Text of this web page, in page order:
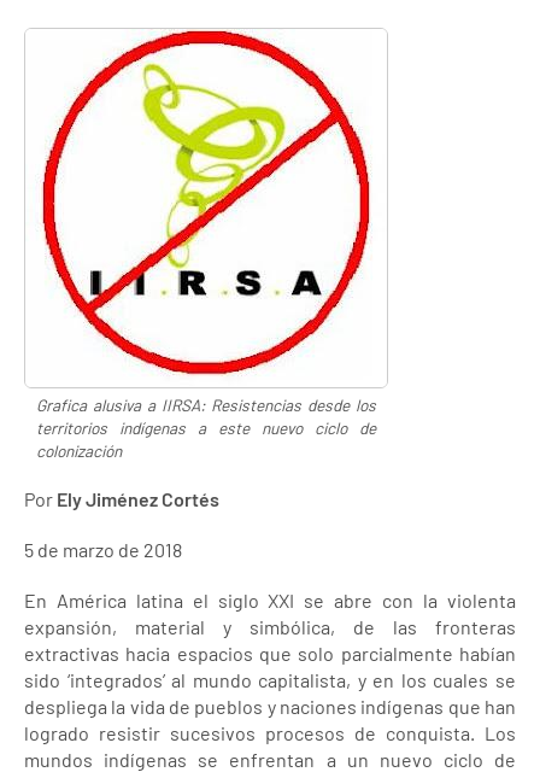
Grafica alusiva a IIRSA: Resistencias desde los
territorios indígenas a este nuevo ciclo de
colonización
Por Ely Jiménez Cortés
5 de marzo de 2018
En América latina el siglo XXI se abre con la violenta
expansión, material y simbólica, de las fronteras
extractivas hacia espacios que solo parcialmente habían
sido ‘integrados’ al mundo capitalista, y en los cuales se
despliega la vida de pueblos y naciones indígenas que han
logrado resistir sucesivos procesos de conquista. Los
mundos indígenas se enfrentan a un nuevo ciclo de